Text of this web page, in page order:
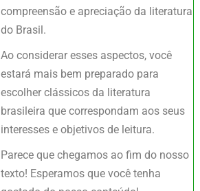
compreensão e apreciação da literatura
do Brasil.
Ao considerar esses aspectos, você
estará mais bem preparado para
escolher clássicos da literatura
brasileira que correspondam aos seus
interesses e objetivos de leitura.
Parece que chegamos ao fim do nosso
texto! Esperamos que você tenha